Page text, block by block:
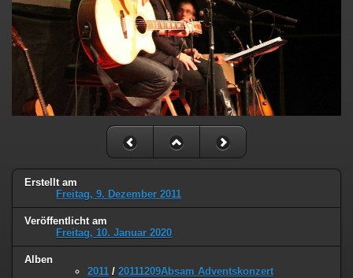
Erstellt am
Freitag, 9. Dezember 2011
Veröffentlicht am
Freitag, 10. Januar 2020
Alben
2011 / 20111209Absam Adventskonzert